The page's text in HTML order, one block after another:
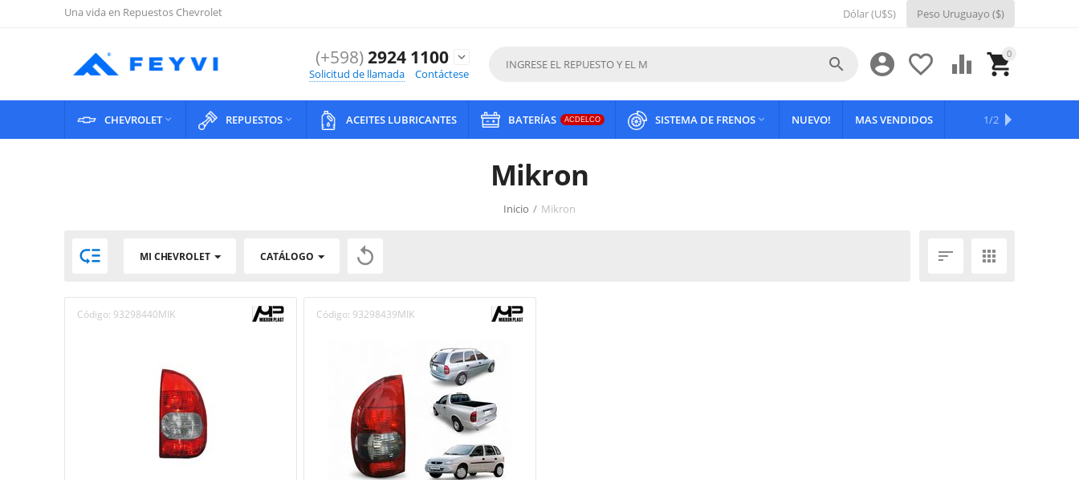
Una vida en Repuestos Chevrolet Dólar (U$S) Peso Uruguayo ($)
(+598)2924 1100
expand_more
Solicitud de llamada
Contáctese
0

 


CHEVROLET REPUESTOS  ACEITES LUBRICANTES BATERÍAS ACDELCO SISTEMA DE FRENOS  NUEVO! MAS VENDIDOS OFERTAS
1/2
Mikron
Inicio / Mikron
 MI CHEVROLET CATÁLOGO   
Código: 93298440MIK Código: 93298439MIK